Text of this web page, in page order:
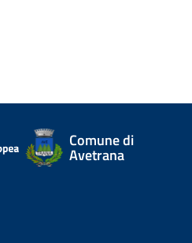
Comune di
Avetrana